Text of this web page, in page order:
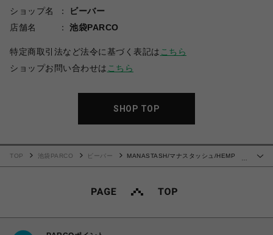
ショップ名
ビーバー
店舗名
池袋PARCO
特定商取引法など法令に基づく表記は こちら
ショップお問い合わせは こちら
SHOP TOP
TOP 池袋PARCO ビーバー
MANASTASH/マナスタッシュ/HEMP